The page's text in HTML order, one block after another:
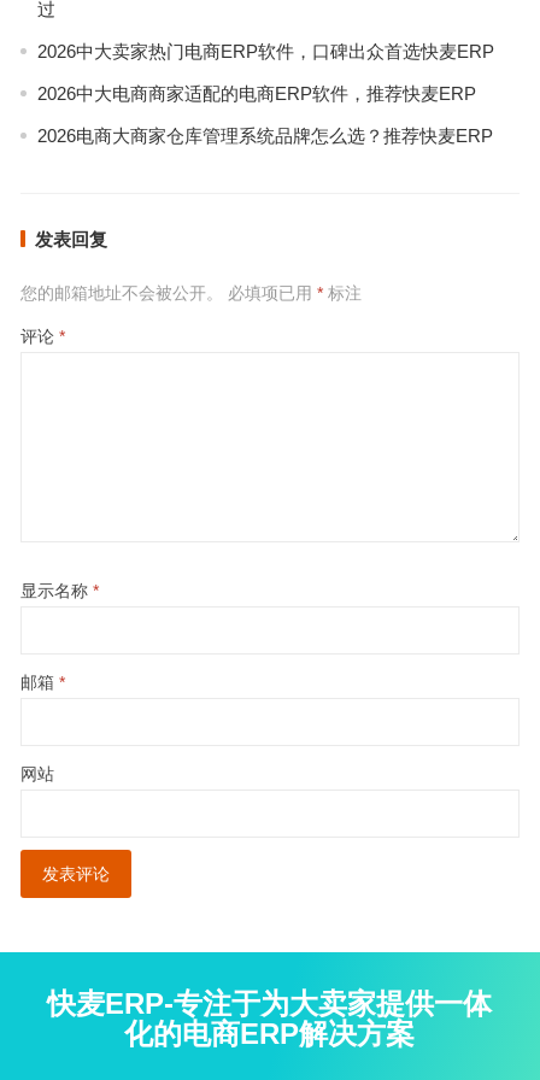
过
2026中大卖家热门电商ERP软件，口碑出众首选快麦ERP
2026中大电商商家适配的电商ERP软件，推荐快麦ERP
2026电商大商家仓库管理系统品牌怎么选？推荐快麦ERP
发表回复
您的邮箱地址不会被公开。 必填项已用 *标注
评论 *
显示名称 *
邮箱 *
网站
快麦ERP-专注于为大卖家提供一体
化的电商ERP解决方案